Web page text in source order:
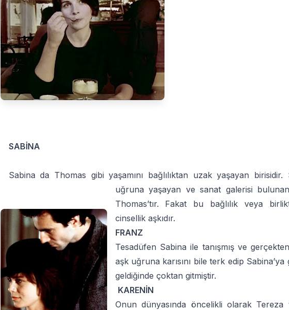
SABİNA
Sabina da Thomas gibi yaşamını bağlılıktan uzak yaşayan
uğruna yaşayan ve sanat galerisi
Thomas’tır. Fakat bu bağlılık veya
cinsellik aşkıdır.
FRANZ
Tesadüfen Sabina ile tanışmış ve
aşk uğruna karısını bile terk edip
geldiğinde çoktan gitmiştir.
KARENİN
Onun dünyasında öncelikli olarak Tereza